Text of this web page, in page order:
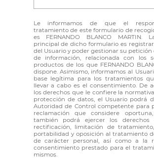
Le informamos de que el
tratamiento de este formulario de
es FERNANDO BLANCO MARTIN.
principal de dicho formulario es
del Usuario y poder gestionar su
de información, relacionada con los
productos de los que FERNANDO
dispone. Asimismo, informamos al
base legítima para los tratamientos
llevar a cabo es el consentimiento. De
los derechos que le confiere la
protección de datos, el Usuario podrá
Autoridad de Control competente para
reclamación que considere
también podrá ejercer los derechos
rectificación, limitación de
portabilidad y oposición al tratamiento
de carácter personal, así como a la
consentimiento prestado para el
mismos.